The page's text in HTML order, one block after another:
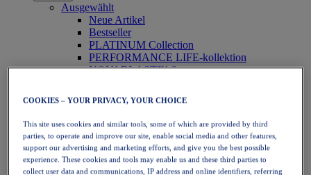
Ausgewählt
Neue Artikel
Bestseller
PLATINUM Collection
PERFORMANCE LIFE-kollektion
NOVABLAST™ 6
Laufen
Trailrunning
Tennis
Volleyball
Handball
Padel
Korbball
COOKIES – YOUR PRIVACY, YOUR CHOICE
This site uses cookies and similar tools, some of which are provided by third
parties, to operate and improve our site, enable social media and other features,
support our advertising and marketing efforts, and give you the best possible
experience. These cookies and tools may enable us and these third parties to
collect user data and communications, IP address and online identifiers, referring